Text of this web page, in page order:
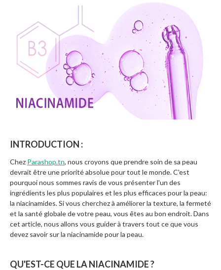
INTRODUCTION :
Chez Parashop.tn, nous croyons que prendre soin de sa peau
devrait être une priorité absolue pour tout le monde. C'est
pourquoi nous sommes ravis de vous présenter l'un des
ingrédients les plus populaires et les plus efficaces pour la peau:
la niacinamides. Si vous cherchez à améliorer la texture, la fermeté
et la santé globale de votre peau, vous êtes au bon endroit. Dans
cet article, nous allons vous guider à travers tout ce que vous
devez savoir sur la niacinamide pour la peau.
QU'EST-CE QUE LA NIACINAMIDE ?